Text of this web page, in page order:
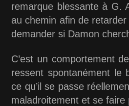
remarque blessante à G.
au chemin afin de
demander si Damon
C’est un comportement
ressent spontanément le
ce qu’il se passe
maladroitement et se faire